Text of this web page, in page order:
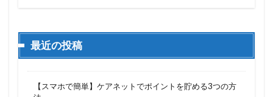
最近の投稿
【スマホで簡単】ケアネットでポイントを貯める3つの方